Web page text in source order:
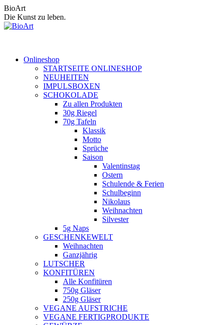
Zum
Inhalt
springen
BioArt
Die Kunst zu leben.
Onlineshop
STARTSEITE ONLINESHOP
NEUHEITEN
IMPULSBOXEN
SCHOKOLADE
Zu allen Produkten
30g Riegel
70g Tafeln
Klassik
Motto
Sprüche
Saison
Valentinstag
Ostern
Schulende & Ferien
Schulbeginn
Nikolaus
Weihnachten
Silvester
5g Naps
GESCHENKEWELT
Weihnachten
Ganzjährig
LUTSCHER
KONFITÜREN
Alle Konfitüren
750g Gläser
250g Gläser
VEGANE AUFSTRICHE
VEGANE FERTIGPRODUKTE